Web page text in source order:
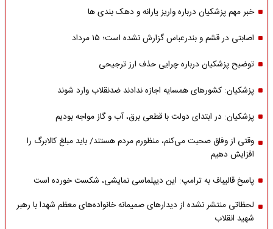
خبر مهم پزشکیان درباره واریز یارانه و دهک بندی ها
اصابتی در قشم و بندرعباس گزارش نشده است؛ ۱۵ مرداد
توضیح پزشکیان درباره چرایی حذف ارز ترجیحی
پزشکیان: کشورهای همسایه اجازه ندادند ضدنقلاب وارد شوند
پزشکیان: در ابتدای دولت با قطعی برق، آب و گاز مواجه بودیم
وقتی از وفاق صحبت می‌کنم، منظورم مردم هستند/ باید مبلغ کالابرگ را
افزایش دهیم
پاسخ قالیباف به ترامپ: این دیپلماسی نمایشی، شکست خورده است
لحظاتی منتشر نشده از دیدارهای صمیمانه خانواده‌های معظم شهدا با رهبر
شهید انقلاب